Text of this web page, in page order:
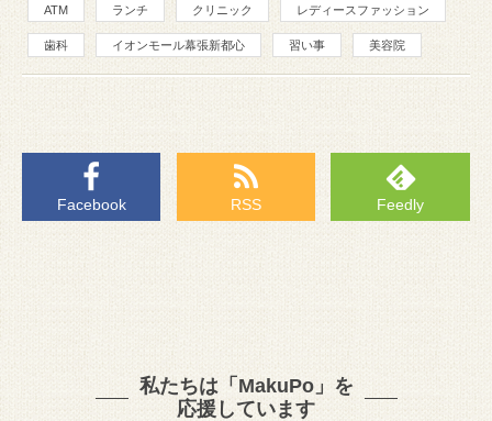
ATM ランチ クリニック レディースファッション
歯科 イオンモール幕張新都心 習い事 美容院
Facebook RSS Feedly
私たちは「MakuPo」を
応援しています